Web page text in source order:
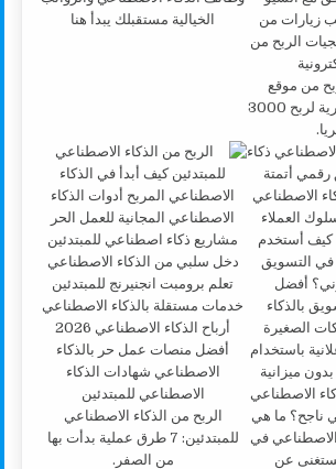
من موقع
إلكتروني نيتشات سرية لربح 3000
الخيالية مستقبلك يبدأ هنا
الربح من الذكاء الاصطناعي
للمبتدئين: 7 طرق عملية بدأت بها
من الصفر.